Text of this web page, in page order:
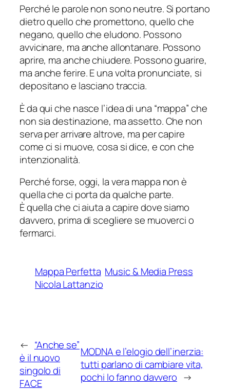
Perché le parole non sono neutre. Si portano
dietro quello che promettono, quello che
negano, quello che eludono. Possono
avvicinare, ma anche allontanare. Possono
aprire, ma anche chiudere. Possono guarire,
ma anche ferire. E una volta pronunciate, si
depositano e lasciano traccia.
È da qui che nasce l’idea di una “mappa” che
non sia destinazione, ma assetto. Che non
serva per arrivare altrove, ma per capire
come ci si muove, cosa si dice, e con che
intenzionalità.
Perché forse, oggi, la vera mappa non è
quella che ci porta da qualche parte.
È quella che ci aiuta a capire dove siamo
davvero, prima di scegliere se muoverci o
fermarci.
Mappa Perfetta Music & Media Press
Nicola Lattanzio
← “Anche se”
è il nuovo
singolo di
FACE
MODNA e l’elogio dell’inerzia:
tutti parlano di cambiare vita,
pochi lo fanno davvero →